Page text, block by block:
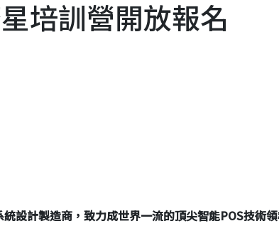
培訓營開放報名
設計製造商，致力成世界一流的頂尖智能POS技術領